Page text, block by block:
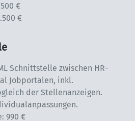
€
€
Schnittstelle zwischen HR-
Jobportalen, inkl.
der Stellenanzeigen.
990 €